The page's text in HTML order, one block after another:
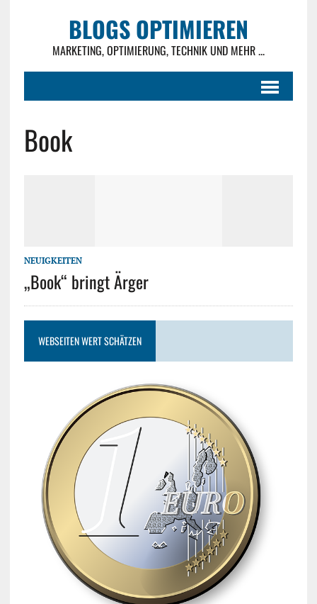
BLOGS OPTIMIEREN
MARKETING, OPTIMIERUNG, TECHNIK UND MEHR ...
Book
NEUIGKEITEN
„Book“ bringt Ärger
WEBSEITEN WERT SCHÄTZEN